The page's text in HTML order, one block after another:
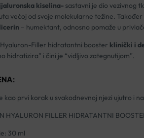
kiselina-sastavni je dio vezivnog
većoj od svoje molekularne težine.
– humektant, odnosno pomaže u
Filler hidratantni booster klinički i
hidratizira” i čini je “vidljivo zategnutijom”.
kao prvi korak u svakodnevnoj njezi ujutro i
HYALURON FILLER HIDRATANTNI
30 ml